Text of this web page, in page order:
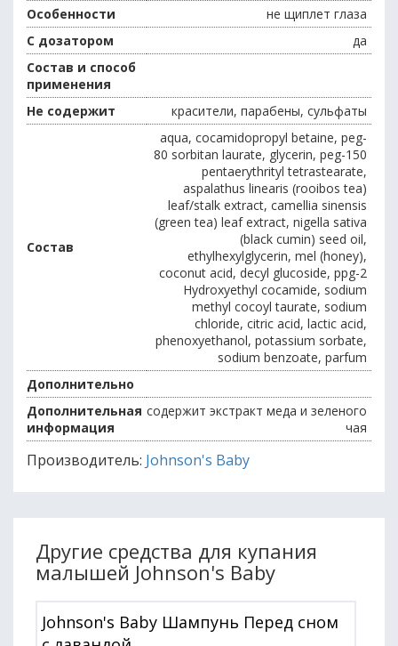
Особенности
не щиплет глаза
С дозатором
да
Состав и способ
применения
Не содержит
красители, парабены, сульфаты
Состав
aqua, cocamidopropyl betaine, peg-
80 sorbitan laurate, glycerin, peg-150
pentaerythrityl tetrastearate,
aspalathus linearis (rooibos tea)
leaf/stalk extract, camellia sinensis
(green tea) leaf extract, nigella sativa
(black cumin) seed oil,
ethylhexylglycerin, mel (honey),
coconut acid, decyl glucoside, ppg-2
Hydroxyethyl cocamide, sodium
methyl cocoyl taurate, sodium
chloride, citric acid, lactic acid,
phenoxyethanol, potassium sorbate,
sodium benzoate, parfum
Дополнительно
Дополнительная
информация
содержит экстракт меда и зеленого
чая
Производитель: Johnson's Baby
Другие средства для купания
малышей Johnson's Baby
Johnson's Baby Шампунь Перед сном